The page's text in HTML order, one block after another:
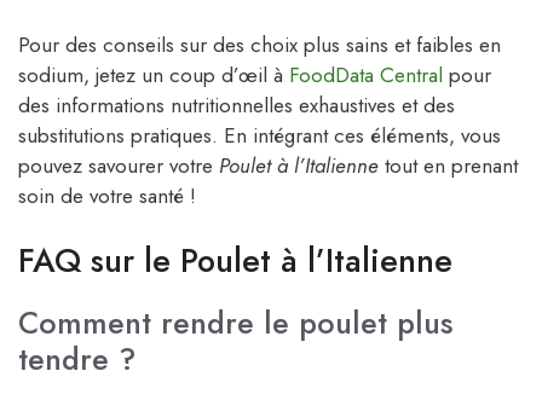
Pour des conseils sur des choix plus sains et faibles en
sodium, jetez un coup d’œil à FoodData Central pour
des informations nutritionnelles exhaustives et des
substitutions pratiques. En intégrant ces éléments, vous
pouvez savourer votre Poulet à l’Italienne tout en prenant
soin de votre santé !
FAQ sur le Poulet à l’Italienne
Comment rendre le poulet plus
tendre ?